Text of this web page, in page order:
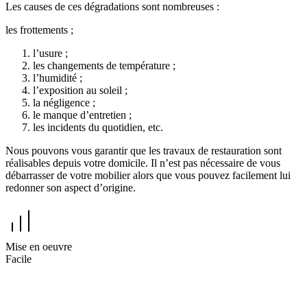
Les causes de ces dégradations sont nombreuses :
les frottements ;
l’usure ;
les changements de température ;
l’humidité ;
l’exposition au soleil ;
la négligence ;
le manque d’entretien ;
les incidents du quotidien, etc.
Nous pouvons vous garantir que les travaux de restauration sont
réalisables depuis votre domicile. Il n’est pas nécessaire de vous
débarrasser de votre mobilier alors que vous pouvez facilement lui
redonner son aspect d’origine.
Mise en oeuvre
Facile